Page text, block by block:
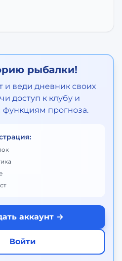
рыбалки!
и веди дневник своих
доступ к клубу и
прогноза.
аккаунт →
Войти